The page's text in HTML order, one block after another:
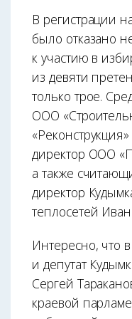
В регистрации
было отказано
к участию в
из девяти
только трое.
ООО
директор ООО
а также
директор
теплосетей
Интересно, что
и депутат
Сергей
краевой